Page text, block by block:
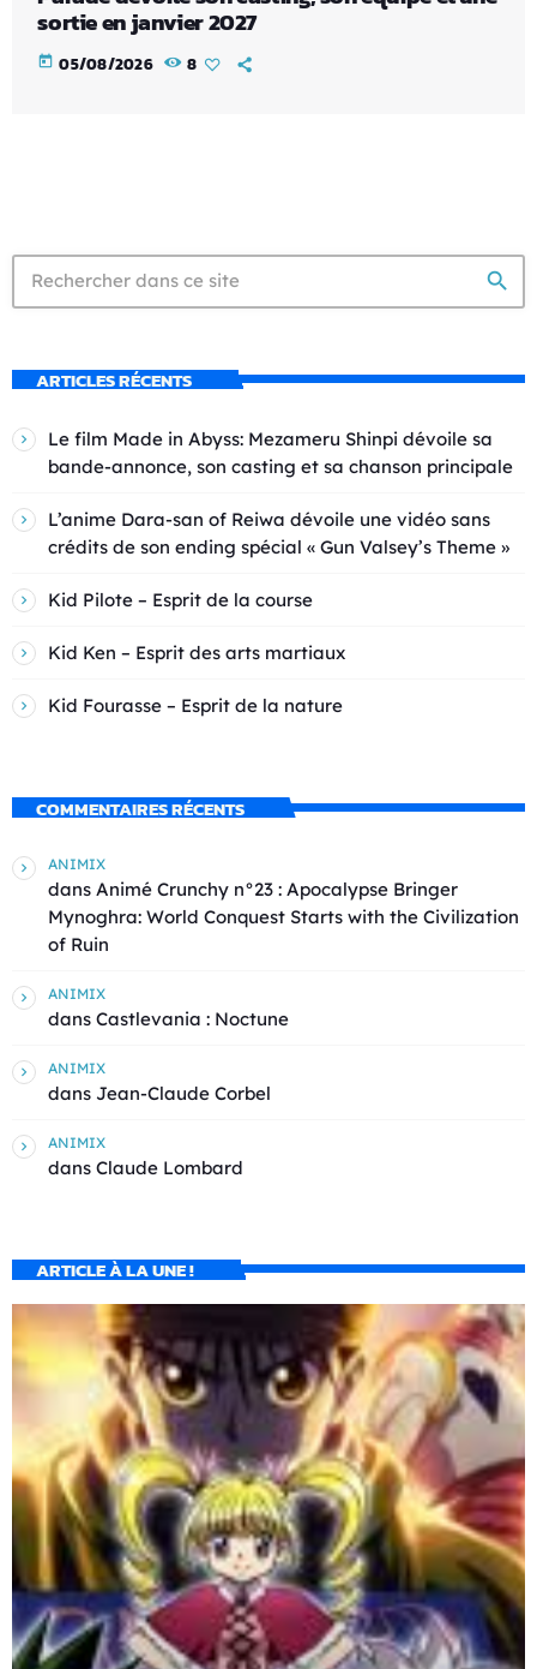
sortie en janvier 2027
today 05/08/2026 8
search
ARTICLES RÉCENTS
Le film Made in Abyss: Mezameru Shinpi dévoile sa
bande-annonce, son casting et sa chanson principale
L’anime Dara-san of Reiwa dévoile une vidéo sans
crédits de son ending spécial « Gun Valsey’s Theme »
Kid Pilote – Esprit de la course
Kid Ken – Esprit des arts martiaux
Kid Fourasse – Esprit de la nature
COMMENTAIRES RÉCENTS
ANIMIX
dans Animé Crunchy n°23 : Apocalypse Bringer
Mynoghra: World Conquest Starts with the Civilization
of Ruin
ANIMIX
dans Castlevania : Noctune
ANIMIX
dans Jean-Claude Corbel
ANIMIX
dans Claude Lombard
ARTICLE À LA UNE !